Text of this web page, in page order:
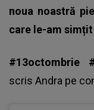
noua noastră
care le-am
#13octombrie
scris Andra pe